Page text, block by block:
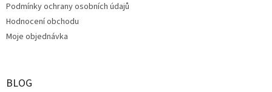
Podmínky ochrany osobních údajů
Hodnocení obchodu
Moje objednávka
BLOG